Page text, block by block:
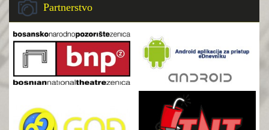
Partnerstvo